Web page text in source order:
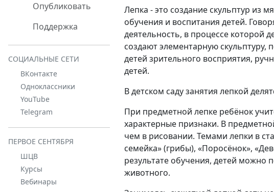
Опубликовать
Поддержка
СОЦИАЛЬНЫЕ СЕТИ
ВКонтакте
Одноклассники
YouTube
Telegram
ПЕРВОЕ СЕНТЯБРЯ
ШЦВ
Курсы
Вебинары
Лепка - это создание скульптур из
обучения и воспитания детей.
деятельность, в процессе которой
создают элементарную скульптуру,
детей зрительного восприятия,
детей.
В детском саду занятия лепкой
При предметной лепке ребёнок
характерные признаки. В
чем в рисовании. Темами лепки в
семейка» (грибы), «Поросёнок»,
результате обучения, детей можно
животного.